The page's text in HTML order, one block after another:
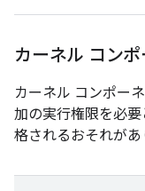
カーネル コンポ
カーネル コンポー
加の実行権限を必
格されるおそれがあ